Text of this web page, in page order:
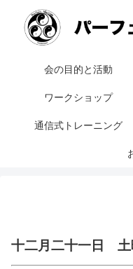
会の目的と活動
ワークショップ
通信式トレーニング
十二月二十一日 土